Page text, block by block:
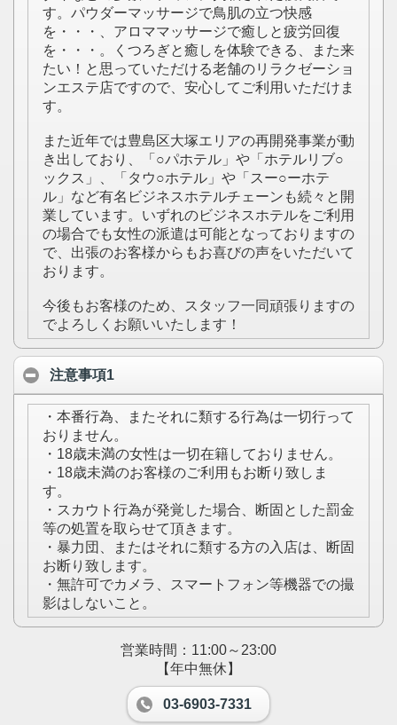
す。パウダーマッサージで鳥肌の立つ快感
を・・・、アロママッサージで癒しと疲労回復
を・・・。くつろぎと癒しを体験できる、また来
たい！と思っていただける老舗のリラクゼーショ
ンエステ店ですので、安心してご利用いただけま
す。
また近年では豊島区大塚エリアの再開発事業が動
き出しており、「○パホテル」や「ホテルリブ○
ックス」、「タウ○ホテル」や「スー○ーホテ
ル」など有名ビジネスホテルチェーンも続々と開
業しています。いずれのビジネスホテルをご利用
の場合でも女性の派遣は可能となっておりますの
で、出張のお客様からもお喜びの声をいただいて
おります。
今後もお客様のため、スタッフ一同頑張りますの
でよろしくお願いいたします！
注意事項1
・本番行為、またそれに類する行為は一切行って
おりません。
・18歳未満の女性は一切在籍しておりません。
・18歳未満のお客様のご利用もお断り致しま
す。
・スカウト行為が発覚した場合、断固とした罰金
等の処置を取らせて頂きます。
・暴力団、またはそれに類する方の入店は、断固
お断り致します。
・無許可でカメラ、スマートフォン等機器での撮
影はしないこと。
営業時間：11:00～23:00
【年中無休】
03-6903-7331